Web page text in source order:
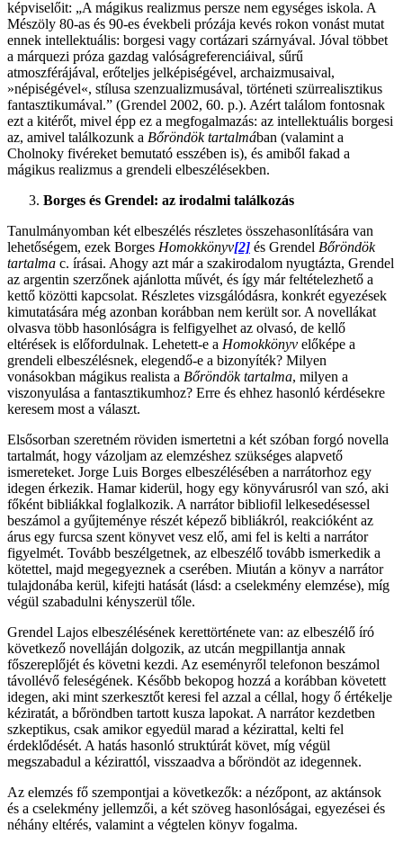
képviselőit: „A mágikus realizmus persze nem egységes iskola. A
Mészöly 80-as és 90-es évekbeli prózája kevés rokon vonást mutat
ennek intellektuális: borgesi vagy cortázari szárnyával. Jóval többet
a márquezi próza gazdag valóságreferenciáival, sűrű
atmoszférájával, erőteljes jelképiségével, archaizmusaival,
»népiségével«, stílusa szenzualizmusával, történeti szürrealisztikus
fantasztikumával.” (Grendel 2002, 60. p.). Azért találom fontosnak
ezt a kitérőt, mivel épp ez a megfogalmazás: az intellektuális borgesi
az, amivel találkozunk a Bőröndök tartalmában (valamint a
Cholnoky fivéreket bemutató esszében is), és amiből fakad a
mágikus realizmus a grendeli elbeszélésekben.
Borges és Grendel: az irodalmi találkozás
Tanulmányomban két elbeszélés részletes összehasonlítására van
lehetőségem, ezek Borges Homokkönyv[2] és Grendel Bőröndök
tartalma c. írásai. Ahogy azt már a szakirodalom nyugtázta, Grendel
az argentin szerzőnek ajánlotta művét, és így már feltételezhető a
kettő közötti kapcsolat. Részletes vizsgálódásra, konkrét egyezések
kimutatására még azonban korábban nem került sor. A novellákat
olvasva több hasonlóságra is felfigyelhet az olvasó, de kellő
eltérések is előfordulnak. Lehetett-e a Homokkönyv előképe a
grendeli elbeszélésnek, elegendő-e a bizonyíték? Milyen
vonásokban mágikus realista a Bőröndök tartalma, milyen a
viszonyulása a fantasztikumhoz? Erre és ehhez hasonló kérdésekre
keresem most a választ.
Elsősorban szeretném röviden ismertetni a két szóban forgó novella
tartalmát, hogy vázoljam az elemzéshez szükséges alapvető
ismereteket. Jorge Luis Borges elbeszélésében a narrátorhoz egy
idegen érkezik. Hamar kiderül, hogy egy könyvárusról van szó, aki
főként bibliákkal foglalkozik. A narrátor bibliofil lelkesedésessel
beszámol a gyűjteménye részét képező bibliákról, reakcióként az
árus egy furcsa szent könyvet vesz elő, ami fel is kelti a narrátor
figyelmét. Tovább beszélgetnek, az elbeszélő tovább ismerkedik a
kötettel, majd megegyeznek a cserében. Miután a könyv a narrátor
tulajdonába kerül, kifejti hatását (lásd: a cselekmény elemzése), míg
végül szabadulni kényszerül tőle.
Grendel Lajos elbeszélésének kerettörténete van: az elbeszélő író
következő novelláján dolgozik, az utcán megpillantja annak
főszereplőjét és követni kezdi. Az eseményről telefonon beszámol
távollévő feleségének. Később bekopog hozzá a korábban követett
idegen, aki mint szerkesztőt keresi fel azzal a céllal, hogy ő értékelje
kéziratát, a bőröndben tartott kusza lapokat. A narrátor kezdetben
szkeptikus, csak amikor egyedül marad a kézirattal, kelti fel
érdeklődését. A hatás hasonló struktúrát követ, míg végül
megszabadul a kézirattól, visszaadva a bőröndöt az idegennek.
Az elemzés fő szempontjai a következők: a nézőpont, az aktánsok
és a cselekmény jellemzői, a két szöveg hasonlóságai, egyezései és
néhány eltérés, valamint a végtelen könyv fogalma.